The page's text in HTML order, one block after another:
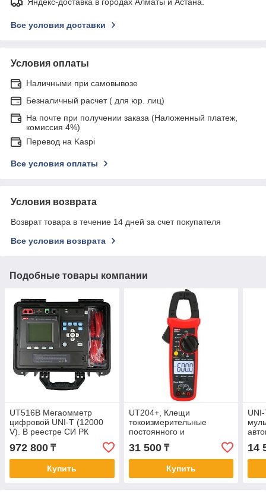
Все условия доставки
Условия оплаты
Наличными при самовывозе
Безналичный расчет ( для юр. лиц)
На почте при получении заказа (Наложенный платеж,
комиссия 4%)
Перевод на Kaspi
Все условия оплаты
Условия возврата
Возврат товара в течение 14 дней за счет покупателя
Все условия возврата
Подобные товары компании
UT516B Мегаомметр
цифровой UNI-T (12000
V). В реестре СИ РК
972 800 ₸
Купить
UT204+, Клещи
токоизмерительные
постоянного и
переменного тока True
RMS. В реестре СИ РК
31 500₸
Купить
РК
14